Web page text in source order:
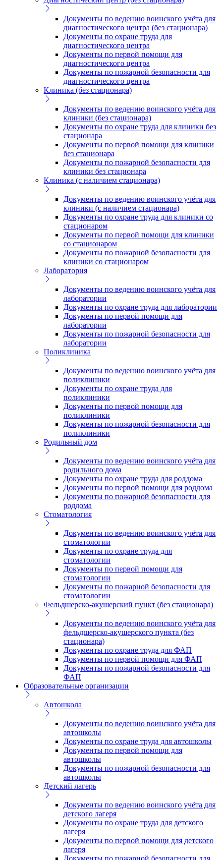
Документы по ведению воинского учёта для
диагностического центра (без стационара)
Документы по охране труда для
диагностического центра
Документы по первой помощи для
диагностического центра
Документы по пожарной безопасности для
диагностического центра
Клиника (без стационара)
Документы по ведению воинского учёта для
клиники (без стационара)
Документы по охране труда для клиники без
стационара
Документы по первой помощи для клиники
без стационара
Документы по пожарной безопасности для
клиники без стационара
Клиника (с наличием стационара)
Документы по ведению воинского учёта для
клиники (с наличием стационара)
Документы по охране труда для клиники со
стационаром
Документы по первой помощи для клиники
со стационаром
Документы по пожарной безопасности для
клиники со стационаром
Лаборатория
Документы по ведению воинского учёта для
лаборатории
Документы по охране труда для лаборатории
Документы по первой помощи для
лаборатории
Документы по пожарной безопасности для
лаборатории
Поликлиника
Документы по ведению воинского учёта для
поликлиники
Документы по охране труда для
поликлиники
Документы по первой помощи для
поликлиники
Документы по пожарной безопасности для
поликлиники
Родильный дом
Документы по ведению воинского учёта для
родильного дома
Документы по охране труда для роддома
Документы по первой помощи для роддома
Документы по пожарной безопасности для
роддома
Стоматология
Документы по ведению воинского учёта для
стоматологии
Документы по охране труда для
стоматологии
Документы по первой помощи для
стоматологии
Документы по пожарной безопасности для
стоматологии
Фельдшерско-акушерский пункт (без стационара)
Документы по ведению воинского учёта для
фельдшерско-акушерского пункта (без
стационара)
Документы по охране труда для ФАП
Документы по первой помощи для ФАП
Документы по пожарной безопасности для
ФАП
Образовательные организации
Автошкола
Документы по ведению воинского учёта для
автошколы
Документы по охране труда для автошколы
Документы по первой помощи для
автошколы
Документы по пожарной безопасности для
автошколы
Детский лагерь
Документы по ведению воинского учёта для
детского лагеря
Документы по охране труда для детского
лагеря
Документы по первой помощи для детского
лагеря
Документы по пожарной безопасности для